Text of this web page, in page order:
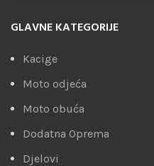
GLAVNE KATEGORIJE
Kacige
Moto odjeća
Moto obuća
Dodatna Oprema
Djelovi